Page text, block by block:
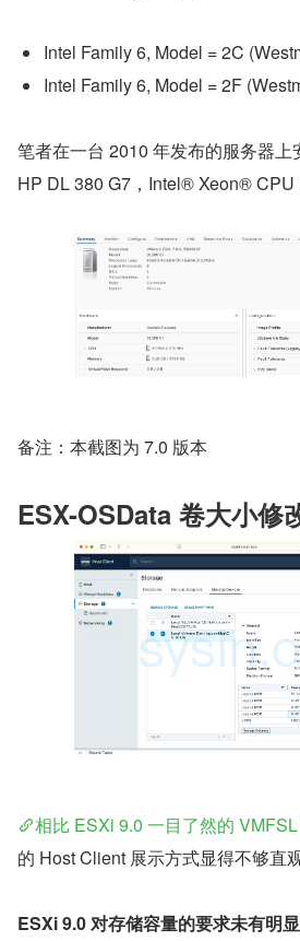
Intel Family 6, Model = 2C
Intel Family 6, Model = 2F
笔者在一台 2010 年发布的服务器上
HP DL 380 G7，Intel® Xeon® CPU
备注：本截图为 7.0 版本
ESX-OSData 卷大小修
相比 ESXi 9.0 一目了然的
的 Host Client 展示方式显得不够直观
ESXi 9.0 对存储容量的要求未有明